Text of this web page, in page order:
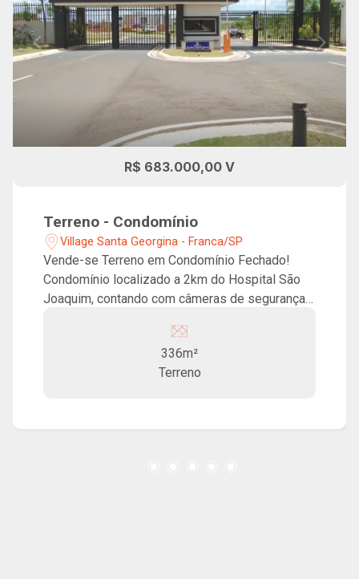
R$ 683.000,00 V
Terreno - Condomínio
Village Santa Georgina - Franca/SP
Vende-se Terreno em Condomínio Fechado!
Condomínio localizado a 2km do Hospital São
Joaquim, contando com câmeras de segurança,
diversos itens de lazer, entre eles: campo de
futebol, espaço gourmet, pista de caminhada,
playground, quadra de tênis e salão de festa.
336m²
Terreno